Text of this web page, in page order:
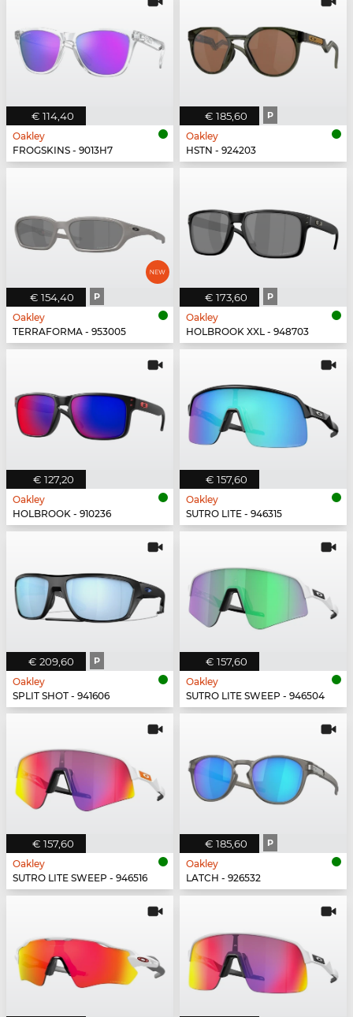
€ 114,40
Oakley
FROGSKINS - 9013H7
€ 185,60 P
Oakley
HSTN - 924203
€ 154,40 P
Oakley
TERRAFORMA - 953005
€ 173,60 P
Oakley
HOLBROOK XXL - 948703
€ 127,20
Oakley
HOLBROOK - 910236
€ 157,60
Oakley
SUTRO LITE - 946315
€ 209,60 P
Oakley
SPLIT SHOT - 941606
€ 157,60
Oakley
SUTRO LITE SWEEP - 946504
€ 157,60
Oakley
SUTRO LITE SWEEP - 946516
€ 185,60 P
Oakley
LATCH - 926532